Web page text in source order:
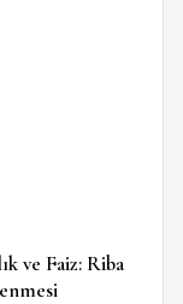
ve Faiz: Riba
İncelenmesi